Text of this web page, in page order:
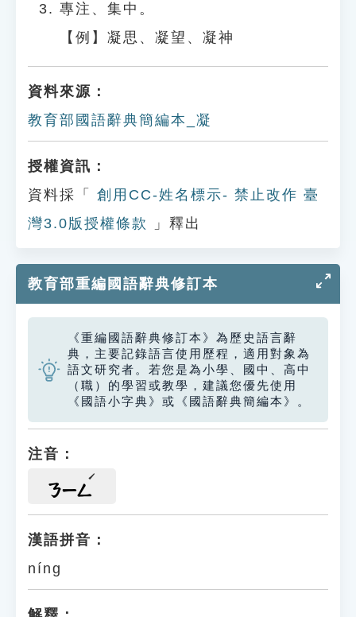
專注、集中。
【例】凝思、凝望、凝神
資料來源：
教育部國語辭典簡編本_凝
授權資訊：
資料採「
創用CC-姓名標示- 禁止改作 臺
灣3.0版授權條款
」釋出
教育部重編國語辭典修訂本
《重編國語辭典修訂本》為歷史語言辭
典，主要記錄語言使用歷程，適用對象為
語文研究者。若您是為小學、國中、高中
（職）的學習或教學，建議您優先使用
《國語小字典》或《國語辭典簡編本》。
注音：
ㄋㄧㄥ
漢語拼音：
níng